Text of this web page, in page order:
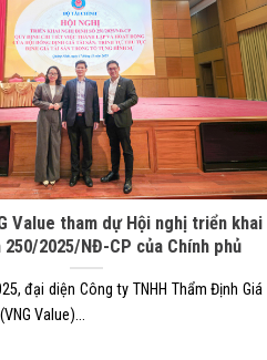
Value tham dự Hội nghị triển khai
250/2025/NĐ-CP của Chính phủ
đại diện Công ty TNHH Thẩm Định Giá
Value)...